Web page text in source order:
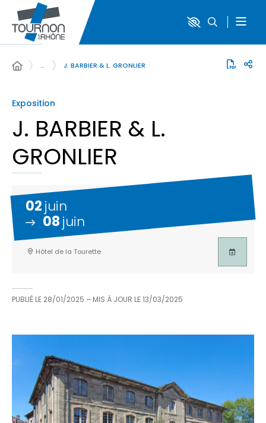
… J. BARBIER & L. GRONLIER
Exposition
J. BARBIER & L.
GRONLIER
02juin
08juin
Hôtel de la Tourette
PUBLIÉ LE 28/01/2025 – MIS À JOUR LE13/03/2025